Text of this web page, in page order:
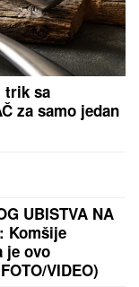
KLISURI
u toku
SA LEĐA I
Tinejdžer
Novom Sadu,